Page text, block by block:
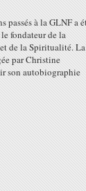
passés à la GLNF a
fondateur de la
de la Spiritualité. La
par Christine
son autobiographie